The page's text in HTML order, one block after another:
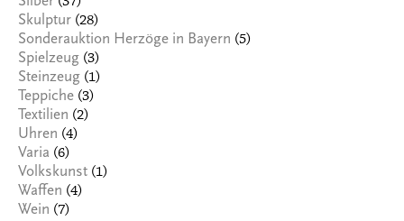
Skulptur (28)
Sonderauktion Herzöge in Bayern (5)
Spielzeug (3)
Steinzeug (1)
Teppiche (3)
Textilien (2)
Uhren (4)
Varia (6)
Volkskunst (1)
Waffen (4)
Wein (7)